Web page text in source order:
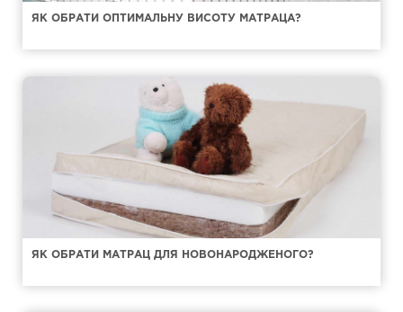
ЯК ОБРАТИ ОПТИМАЛЬНУ ВИСОТУ МАТРАЦА?
ЯК ОБРАТИ МАТРАЦ ДЛЯ НОВОНАРОДЖЕНОГО?